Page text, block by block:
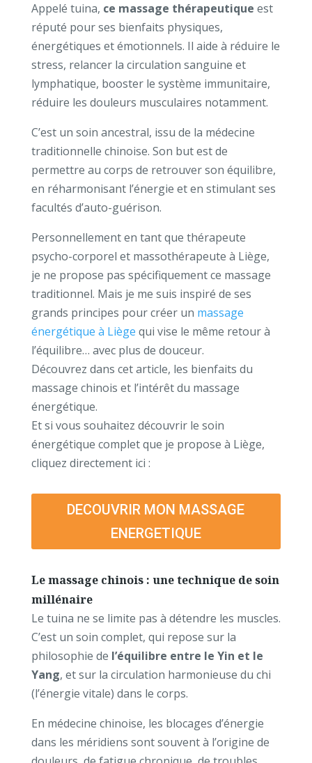
Appelé tuina, ce massage thérapeutique est
réputé pour ses bienfaits physiques,
énergétiques et émotionnels. Il aide à réduire le
stress, relancer la circulation sanguine et
lymphatique, booster le système immunitaire,
réduire les douleurs musculaires notamment.
C’est un soin ancestral, issu de la médecine
traditionnelle chinoise. Son but est de
permettre au corps de retrouver son équilibre,
en réharmonisant l’énergie et en stimulant ses
facultés d’auto-guérison.
Personnellement en tant que thérapeute
psycho-corporel et massothérapeute à Liège,
je ne propose pas spécifiquement ce massage
traditionnel. Mais je me suis inspiré de ses
grands principes pour créer un massage
énergétique à Liège qui vise le même retour à
l’équilibre… avec plus de douceur.
Découvrez dans cet article, les bienfaits du
massage chinois et l’intérêt du massage
énergétique.
Et si vous souhaitez découvrir le soin
énergétique complet que je propose à Liège,
cliquez directement ici :
DECOUVRIR MON MASSAGE
ENERGETIQUE
Le massage chinois : une technique de soin
millénaire
Le tuina ne se limite pas à détendre les muscles.
C’est un soin complet, qui repose sur la
philosophie de l’équilibre entre le Yin et le
Yang, et sur la circulation harmonieuse du chi
(l’énergie vitale) dans le corps.
En médecine chinoise, les blocages d’énergie
dans les méridiens sont souvent à l’origine de